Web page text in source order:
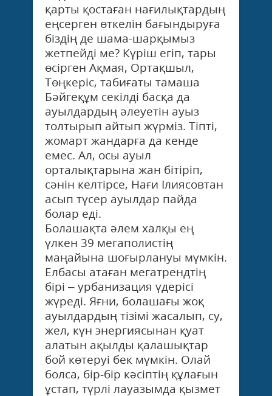
қарты қостаған нағилықтардың
еңсерген өткелін бағындыруға
біздің де шама-шарқымыз
жетпейді ме? Күріш егіп, тары
өсірген Ақмая, Ортақшыл,
Төңкеріс, табиғаты тамаша
Бәйгеқұм секілді басқа да
ауылдардың әлеуетін ауыз
толтырып айтып жүрміз. Тіпті,
жомарт жандарға да кенде
емес. Ал, осы ауыл
орталықтарына жан бітіріп,
сәнін келтірсе, Нағи Ілиясовтан
асып түсер ауылдар пайда
болар еді.
Болашақта әлем халқы ең
үлкен 39 мегаполистің
маңайына шоғырлануы мүмкін.
Елбасы атаған мегатрендтің
бірі – урбанизация үдерісі
жүреді. Яғни, болашағы жоқ
ауылдардың тізімі жасалып, су,
жел, күн энергиясынан қуат
алатын ақылды қалашықтар
бой көтеруі бек мүмкін. Олай
болса, бір-бір кәсіптің құлағын
ұстап, түрлі лауазымда қызмет